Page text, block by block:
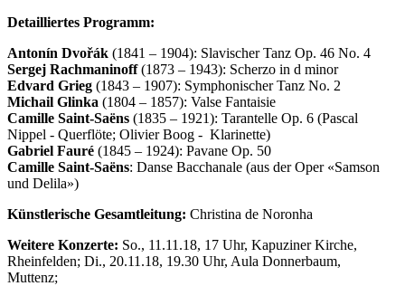
Detailliertes Programm:
Antonín Dvořák (1841 – 1904): Slavischer Tanz Op. 46 No. 4
Sergej Rachmaninoff(1873 – 1943): Scherzo in d minor
Edvard Grieg (1843 – 1907): Symphonischer Tanz No. 2
Michail Glinka (1804 – 1857): Valse Fantaisie
Camille Saint-Saëns (1835 – 1921): Tarantelle Op. 6 (Pascal
Nippel - Querflöte; Olivier Boog - Klarinette)
Gabriel Fauré (1845 – 1924): Pavane Op. 50
Camille Saint-Saëns: Danse Bacchanale (aus der Oper «Samson
und Delila»)
Künstlerische Gesamtleitung: Christina de Noronha
Weitere Konzerte: So., 11.11.18, 17 Uhr, Kapuziner Kirche,
Rheinfelden; Di., 20.11.18, 19.30 Uhr, Aula Donnerbaum,
Muttenz;